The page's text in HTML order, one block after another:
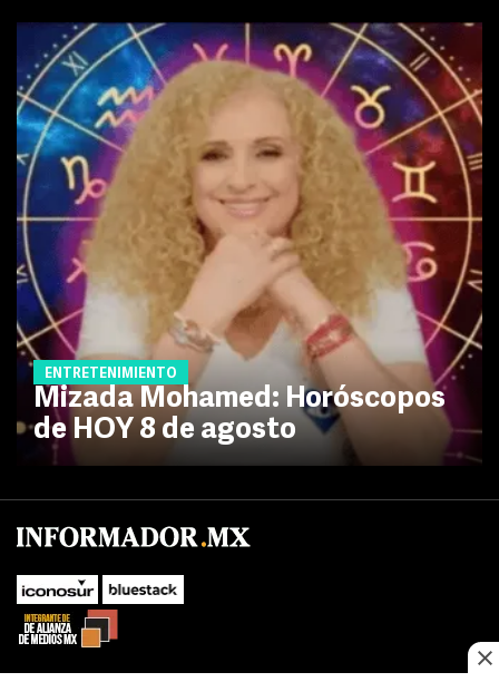
ENTRETENIMIENTO
Mizada Mohamed: Horóscopos
de HOY 8 de agosto